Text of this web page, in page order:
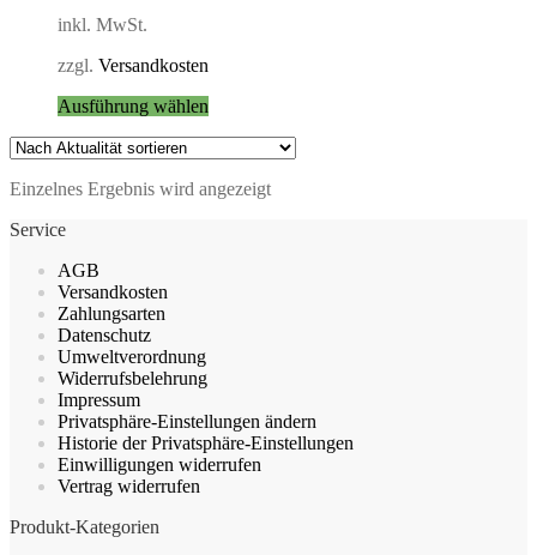
inkl. MwSt.
zzgl. Versandkosten
Ausführung wählen
Varianten
Einzelnes Ergebnis wird angezeigt
Service
AGB
Versandkosten
Zahlungsarten
Datenschutz
Umweltverordnung
Widerrufsbelehrung
Impressum
Privatsphäre-Einstellungen ändern
Historie der Privatsphäre-Einstellungen
Einwilligungen widerrufen
Vertrag widerrufen
Produkt-Kategorien